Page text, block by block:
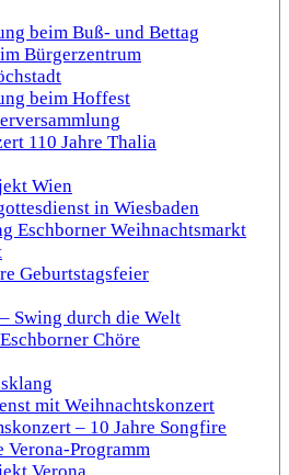
beim Buß- und Bettag
Bürgerzentrum
beim Hoffest
110 Jahre Thalia
Wien
in Wiesbaden
Eschborner Weihnachtsmarkt
Geburtstagsfeier
Swing durch die Welt
Chöre
mit Weihnachtskonzert
– 10 Jahre Songfire
Verona-Programm